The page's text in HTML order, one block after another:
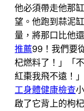
他必須帶走他那
望。他跑到蒜泥
量，將那口比他
推薦99！我們要
杞燃料了！」「
紅棗我飛不遠！
工身體健康檢查
啟了它背上的枸